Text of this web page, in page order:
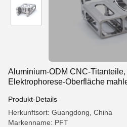
Aluminium-ODM CNC-
Elektrophorese-Oberfläche
Produkt-Details
Herkunftsort: Guangdong, China
Markenname: PFT